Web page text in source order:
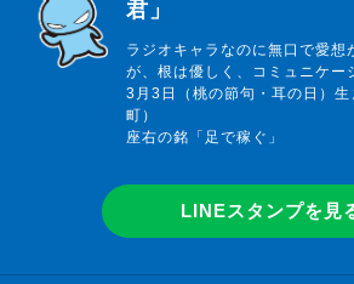
君」
ラジオキャラなのに無口で愛想
が、根は優しく、コミュニケー
3月3日（桃の節句・耳の日）
町）
座右の銘「足で稼ぐ」
LINEスタンプを見